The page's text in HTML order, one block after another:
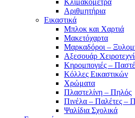
Αριθμητήρια
Εικαστικά
Μπλοκ και Χαρτιά
Μακετόχαρτα
Μαρκαδόροι –
Αξεσουάρ
Κηρομπογιές –
Κόλλες Εικαστικών
Χρώματα
Πλαστελίνη – Πηλός
Πινέλα – Παλέτες –
Ψαλίδια Σχολικά